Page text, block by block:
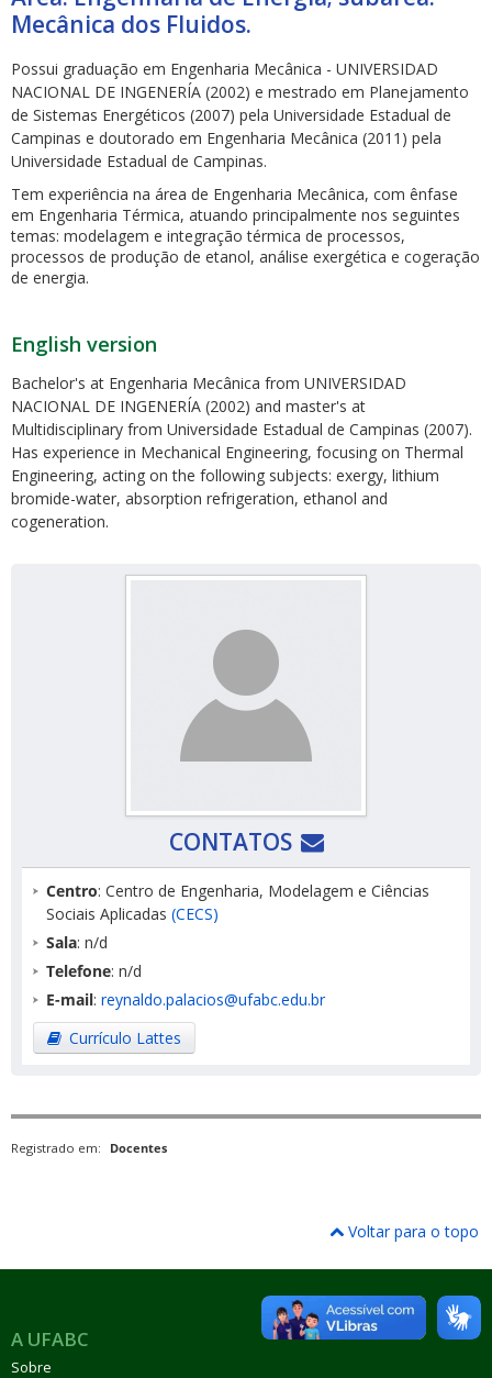
Mecânica dos Fluidos.
Possui graduação em Engenharia Mecânica - UNIVERSIDAD
NACIONAL DE INGENERÍA (2002) e mestrado em Planejamento
de Sistemas Energéticos (2007) pela Universidade Estadual de
Campinas e doutorado em Engenharia Mecânica (2011) pela
Universidade Estadual de Campinas.
Tem experiência na área de Engenharia Mecânica, com ênfase
em Engenharia Térmica, atuando principalmente nos seguintes
temas: modelagem e integração térmica de processos,
processos de produção de etanol, análise exergética e cogeração
de energia.
English version
Bachelor's at Engenharia Mecânica from UNIVERSIDAD
NACIONAL DE INGENERÍA (2002) and master's at
Multidisciplinary from Universidade Estadual de Campinas (2007).
Has experience in Mechanical Engineering, focusing on Thermal
Engineering, acting on the following subjects: exergy, lithium
bromide-water, absorption refrigeration, ethanol and
cogeneration.
CONTATOS
Centro: Centro de Engenharia, Modelagem e Ciências
Sociais Aplicadas (CECS)
Sala: n/d
Telefone: n/d
E-mail: reynaldo.palacios@ufabc.edu.br
Currículo Lattes
Registrado em: Docentes
Voltar para o topo
A UFABC
Sobre